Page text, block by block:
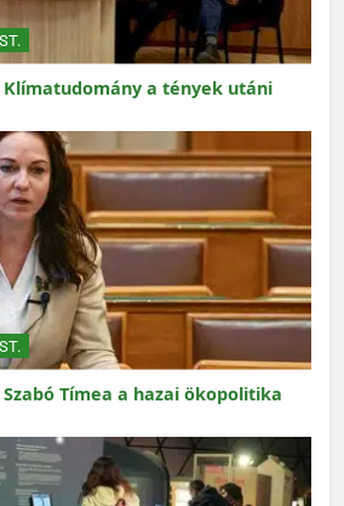
Klímatudomány a tények utáni
Tímea a hazai ökopolitika